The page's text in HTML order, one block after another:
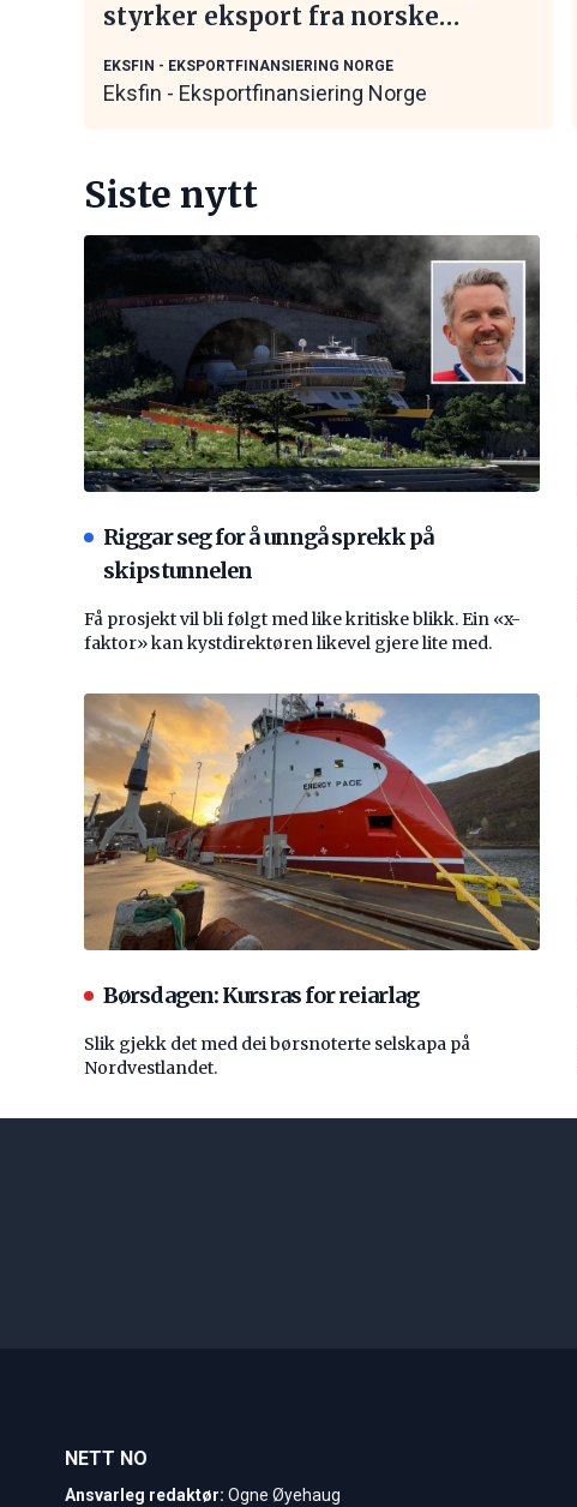
styrker eksport fra norske
EKSFIN - EKSPORTFINANSIERING NORGE
Eksfin - Eksportfinansiering Norge
Siste nytt
Riggar seg for å unngå sprekk på
skipstunnelen
Få prosjekt vil bli følgt med like kritiske blikk. Ein «x-
faktor» kan kystdirektøren likevel gjere lite med.
Børsdagen: Kursras for reiarlag
Slik gjekk det med dei børsnoterte selskapa på
Nordvestlandet.
NETT NO
Ansvarleg redaktør: Ogne Øyehaug